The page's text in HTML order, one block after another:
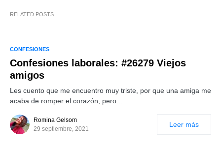
RELATED POSTS
CONFESIONES
Confesiones laborales: #26279 Viejos
amigos
Les cuento que me encuentro muy triste, por que una amiga me
acaba de romper el corazón, pero…
Romina Gelsom
29 septiembre, 2021
Leer más